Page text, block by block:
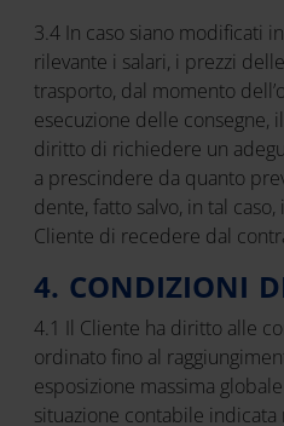
3.4 In caso siano modificati
rilevante i salari, i prezzi
trasporto, dal momento
esecuzione delle consegne,
diritto di richiedere un
a prescindere da quanto
dente, fatto salvo, in tal
Cliente di recedere dal
4. CONDIZIONI
4.1 Il Cliente ha diritto alle
ordinato fino al
esposizione massima
situazione contabile